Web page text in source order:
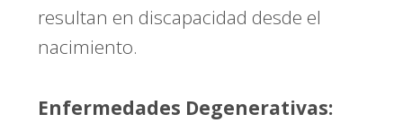
resultan en discapacidad desde el
nacimiento.
Enfermedades Degenerativas: